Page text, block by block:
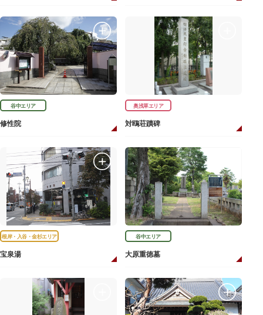
谷中エリア
修性院
奥浅草エリア
対鴎荘蹟碑
根岸・入谷・金杉エリア
宝泉湯
谷中エリア
大原重徳墓